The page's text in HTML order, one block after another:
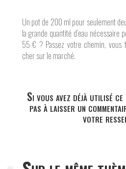
Un pot de 200 ml pour seulement
la grande quantité d’eau nécessaire
55 € ? Passez votre chemin, vous
cher sur le marché.
Si vous avez déjà utilisé ce
pas à laisser un
votre